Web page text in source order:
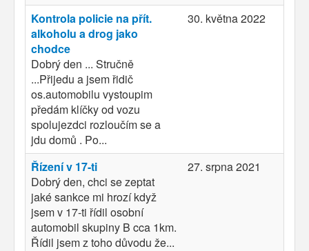
Kontrola policie na přít.
alkoholu a drog jako
chodce
Dobrý den ... Stručně
...Přijedu a jsem řidič
os.automobilu vystoupim
předám klíčky od vozu
spolujezdci rozloučím se a
jdu domů . Po...
30. května 2022
Řízení v 17-ti
Dobrý den, chci se zeptat
jaké sankce mi hrozí když
jsem v 17-ti řídil osobní
automobil skupiny B cca 1km.
Řídil jsem z toho důvodu že...
27. srpna 2021